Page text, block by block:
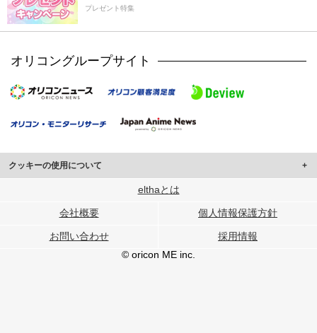
プレゼント特集
オリコングループサイト
クッキーの使用について
このサイトでは Cookie を使用して、ユーザーに合わせたコンテンツや広告の
行っています。
メディアや広告配信、データ解析の各パートナーに提供しています。
ユーザーが各パートナーのサービスを使用したときに収集した他の情報を組み
elthaとは
会社概要 個人情報保護方針
お問い合わせ
採用情報
© oricon ME inc.